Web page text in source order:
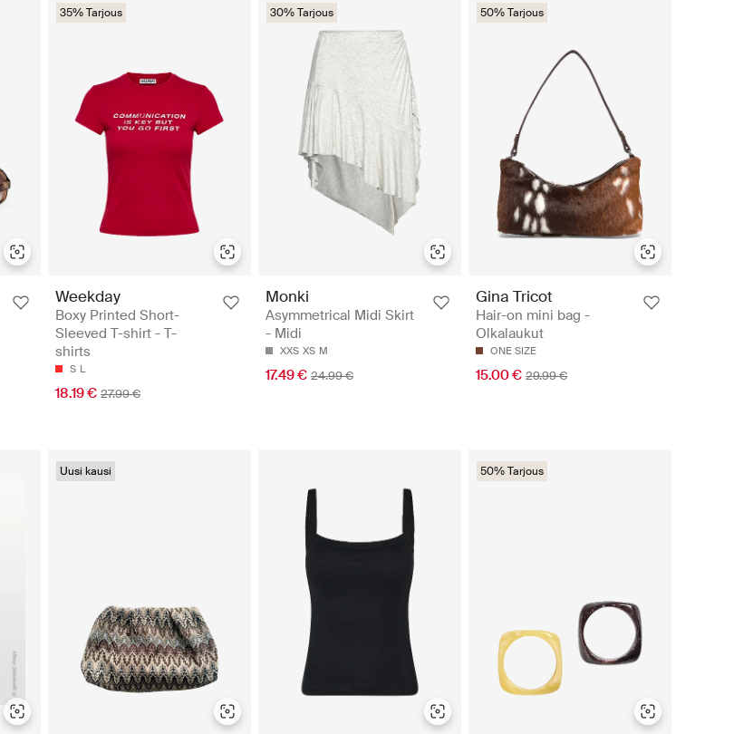
35% Tarjous
Weekday
Boxy Printed Short-
Sleeved T-shirt - T-
shirts
S L
18.19 € 27.99 €
30% Tarjous
Monki
Asymmetrical Midi Skirt
- Midi
XXS XS M
17.49 € 24.99 €
50% Tarjous
Gina Tricot
Hair-on mini bag -
Olkalaukut
ONE SIZE
15.00 € 29.99 €
Uusi kausi 50% Tarjous